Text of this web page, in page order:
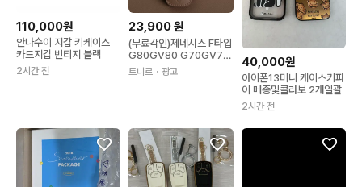
110,000원
안나수이 지갑 키케이스
카드지갑 빈티지 블랙
2시간 전
23,900원
(무료각인)제네시스 F타입
G80GV80 G70GV70
G90 차 키케이스 자동차
스마트 가죽 키커버 홀더
트니르 ・광고
40,000원
아이폰13미니 케이스키파
이 메종및콜라보 2개일괄
2시간 전